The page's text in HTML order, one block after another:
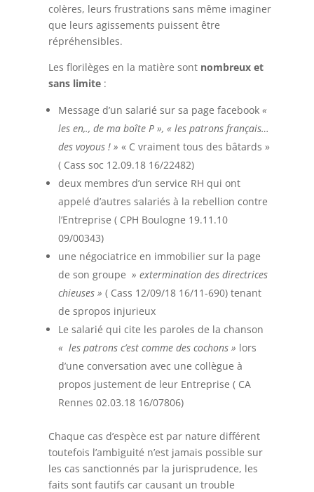
colères, leurs frustrations sans même imaginer
que leurs agissements puissent être
répréhensibles.
Les florilèges en la matière sont nombreux et
sans limite:
Message d’un salarié sur sa page facebook «
les en,., de ma boîte P », « les patrons français…
des voyous ! » « C vraiment tous des bâtards »
( Cass soc 12.09.18 16/22482)
deux membres d’un service RH qui ont
appelé d’autres salariés à la rebellion contre
l’Entreprise ( CPH Boulogne 19.11.10
09/00343)
une négociatrice en immobilier sur la page
de son groupe » extermination des directrices
chieuses » ( Cass 12/09/18 16/11-690) tenant
de spropos injurieux
Le salarié qui cite les paroles de la chanson
« les patrons c’est comme des cochons » lors
d’une conversation avec une collègue à
propos justement de leur Entreprise ( CA
Rennes 02.03.18 16/07806)
Chaque cas d’espèce est par nature différent
toutefois l’ambiguité n’est jamais possible sur
les cas sanctionnés par la jurisprudence, les
faits sont fautifs car causant un trouble